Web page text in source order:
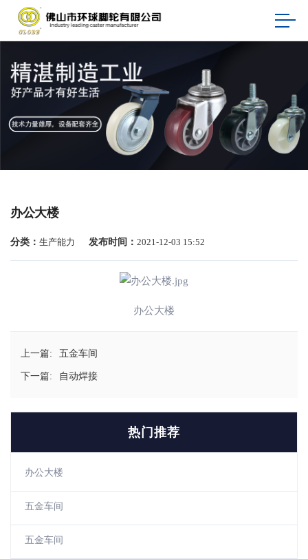
办公大楼
分类： 生产能力 发布时间： 2021-12-03 15:52
办公大楼
上一篇: 五金车间
下一篇: 自动焊接
热门推荐
办公大楼
五金车间
五金车间